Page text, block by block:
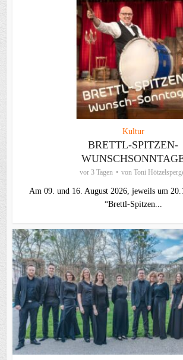
Kultur
BRETTL-SPITZEN-
vor 3 Tagen von Toni
Am 09. und 16. August 2026, jeweils um
“Brettl-Spitzen...